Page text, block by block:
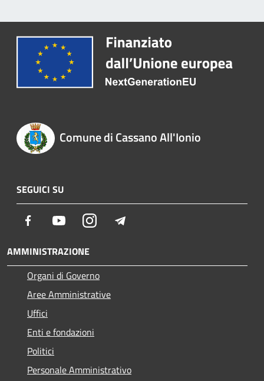
Comune di Cassano All'Ionio
SEGUICI SU
Facebook YoutubeInstagram
AMMINISTRAZIONE
Organi di Governo
Aree Amministrative
Uffici
Enti e fondazioni
Politici
Personale Amministrativo